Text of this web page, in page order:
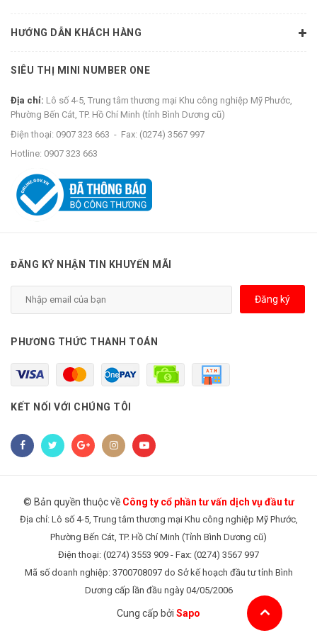
HƯỚNG DẪN KHÁCH HÀNG
SIÊU THỊ MINI NUMBER ONE
Địa chỉ: Lô số 4-5, Trung tâm thương mại Khu công nghiệp Mỹ Phước,
Phường Bến Cát, TP. Hồ Chí Minh (tỉnh Bình Dương cũ)
Điện thoại: 0907 323 663 - Fax: (0274) 3567 997
Hotline: 0907 323 663
ĐĂNG KÝ NHẬN TIN KHUYẾN MÃI
Đăng ký
PHƯƠNG THỨC THANH TOÁN
KẾT NỐI VỚI CHÚNG TÔI
© Bản quyền thuộc về Công ty cổ phần tư vấn dịch vụ đầu tư
Địa chỉ: Lô số 4-5, Trung tâm thương mại Khu công nghiệp Mỹ Phước,
Phường Bến Cát, TP. Hồ Chí Minh (Tỉnh Bình Dương cũ)
Điện thoại: (0274) 3553 909 - Fax: (0274) 3567 997
Mã số doanh nghiệp: 3700708097 do Sở kế hoạch đầu tư tỉnh Bình
Dương cấp lần đầu ngày 04/05/2006
Cung cấp bởi Sapo